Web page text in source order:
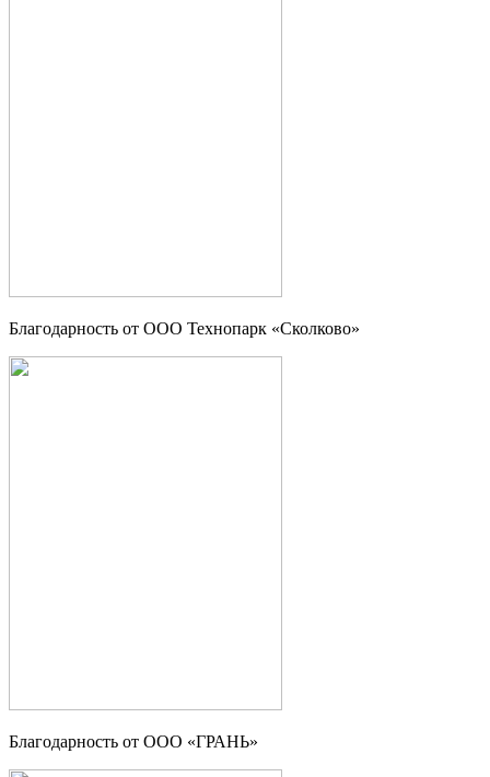
Благодарность от OOO Технопарк «Сколково»
Благодарность от OOO «ГРАНЬ»